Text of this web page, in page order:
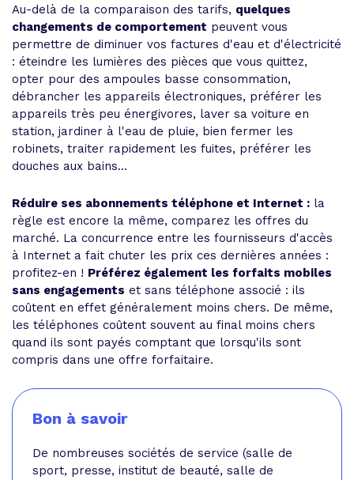
Au-delà de la comparaison des tarifs, quelques
changements de comportement peuvent vous
permettre de diminuer vos factures d'eau et d'électricité
: éteindre les lumières des pièces que vous quittez,
opter pour des ampoules basse consommation,
débrancher les appareils électroniques, préférer les
appareils très peu énergivores, laver sa voiture en
station, jardiner à l'eau de pluie, bien fermer les
robinets, traiter rapidement les fuites, préférer les
douches aux bains...
Réduire ses abonnements téléphone et Internet : la
règle est encore la même, comparez les offres du
marché. La concurrence entre les fournisseurs d'accès
à Internet a fait chuter les prix ces dernières années :
profitez-en ! Préférez également les forfaits mobiles
sans engagements et sans téléphone associé : ils
coûtent en effet généralement moins chers. De même,
les téléphones coûtent souvent au final moins chers
quand ils sont payés comptant que lorsqu'ils sont
compris dans une offre forfaitaire.
Bon à savoir
De nombreuses sociétés de service (salle de
sport, presse, institut de beauté, salle de